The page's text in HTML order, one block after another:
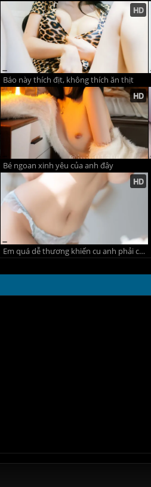
Báo này thích địt, không thích ăn thịt
Bé ngoan xinh yêu của anh đây
Em quá dễ thương khiến cu anh phải cương